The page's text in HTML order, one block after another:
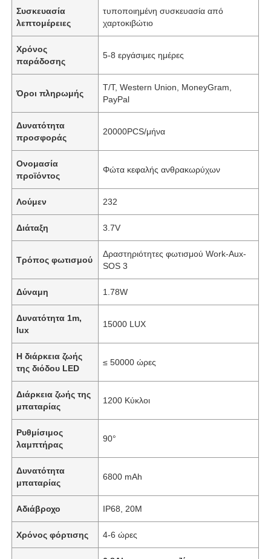
Συσκευασία
λεπτομέρειες
τυποποιημένη συσκευασία από
χαρτοκιβώτιο
Χρόνος
παράδοσης
5-8 εργάσιμες ημέρες
Όροι πληρωμής
Τ/Τ, Western Union, MoneyGram,
PayPal
Δυνατότητα
προσφοράς
20000PCS/μήνα
Ονομασία
προϊόντος
Φώτα κεφαλής ανθρακωρύχων
Λούμεν 232
Διάταξη 3.7V
Τρόπος φωτισμού
Δραστηριότητες φωτισμού Work-Aux-
SOS 3
Δύναμη 1.78W
Δυνατότητα 1m,
lux
15000 LUX
Η διάρκεια ζωής
της διόδου LED
≤ 50000 ώρες
Διάρκεια ζωής της
μπαταρίας
1200 Κύκλοι
Ρυθμίσιμος
λαμπτήρας
90°
Δυνατότητα
μπαταρίας
6800 mAh
Αδιάβροχο IP68, 20M
Χρόνος φόρτισης 4-6 ώρες